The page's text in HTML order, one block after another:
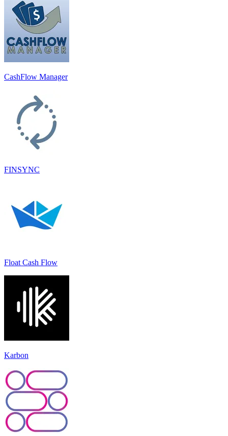
CashFlow Manager
FINSYNC
Float Cash Flow
Karbon